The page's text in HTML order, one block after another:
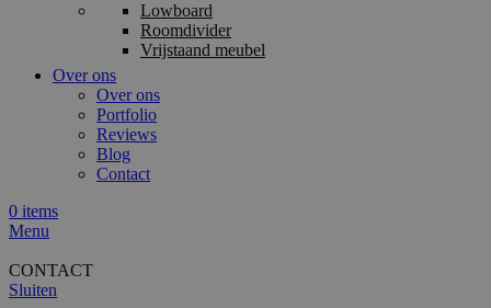
Lowboard
Roomdivider
Vrijstaand meubel
Over ons
Over ons
Portfolio
Reviews
Blog
Contact
0 items
Menu
CONTACT
Sluiten